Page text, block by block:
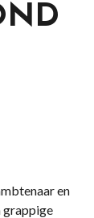
en
grappige